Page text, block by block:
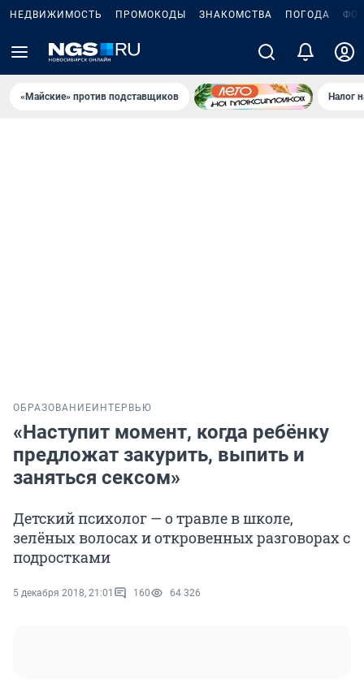
НЕДВИЖИМОСТЬ ПРОМОКОДЫ ЗНАКОМСТВА ПОГОДА
«Майские» против подставщиков Налог
ОБРАЗОВАНИЕ ИНТЕРВЬЮ
«Наступит момент, когда ребёнку
предложат закурить, выпить и
заняться сексом»
Детский психолог — о травле в школе,
зелёных волосах и откровенных разговорах с
подростками
5 декабря 2018, 21:01 160 64 326